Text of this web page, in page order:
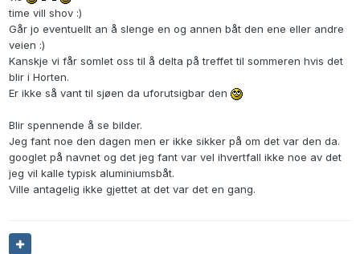
time vill shov :)
Går jo eventuellt an å slenge en og annen båt den ene eller andre
veien :)
Kanskje vi får somlet oss til å delta på treffet til sommeren hvis det
blir i Horten.
Er ikke så vant til sjøen da uforutsigbar den
Blir spennende å se bilder.
Jeg fant noe den dagen men er ikke sikker på om det var den da.
googlet på navnet og det jeg fant var vel ihvertfall ikke noe av det
jeg vil kalle typisk aluminiumsbåt.
Ville antagelig ikke gjettet at det var det en gang.